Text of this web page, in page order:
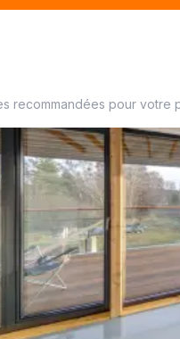
recommandées pour votre